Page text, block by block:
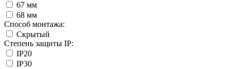
67 мм
68 мм
Способ монтажа:
Скрытый
Степень защиты IP:
IP20
IP30